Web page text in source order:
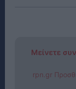
Μείνετε
rpn.gr